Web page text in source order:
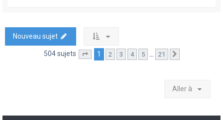
Nouveau sujet
504 sujets Page sur21
1 2 3 4 5 … 21
Aller à